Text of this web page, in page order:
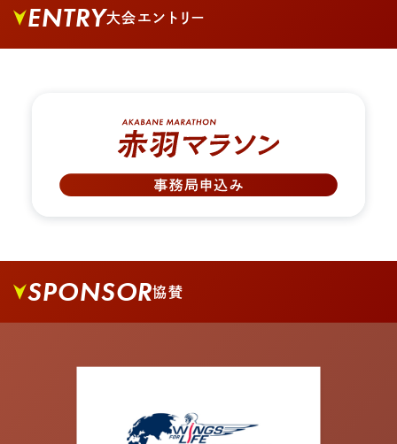
02. 1番街商店街への道を入り、真っすぐ進みます。
03.
ENTRY大会エントリー
SPONSOR協賛